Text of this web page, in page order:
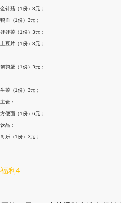
金针菇（1份）3元；
鸭血（1份）3元；
娃娃菜（1份）3元；
土豆片（1份）3元；
鹌鹑蛋（1份）3元；
生菜（1份）3元；
主食：
方便面（1份）6元；
饮品：
可乐（1份）3元；
福利4